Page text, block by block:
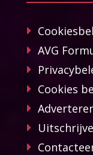
AVG
Cookies